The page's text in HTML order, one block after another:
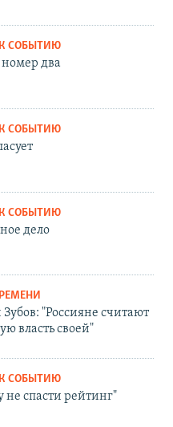
СОБЫТИЮ
два
СОБЫТИЮ
СОБЫТИЮ
дело
"Россияне считают
власть своей"
СОБЫТИЮ
не спасти рейтинг"